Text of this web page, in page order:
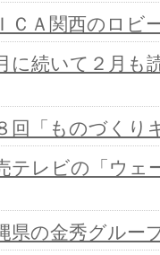
ＣＡ関西のロビ
に続いて２月も
回「ものづくり
テレビの「ウェ
県の金秀グルー